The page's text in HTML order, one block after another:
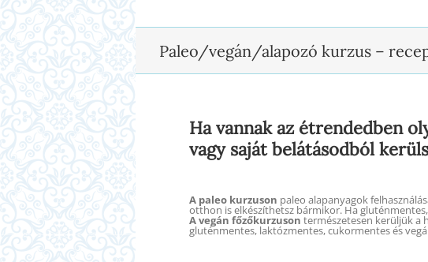
Paleo/vegán/alapozó kurzus –
Ha vannak az étrendedben
vagy saját belátásodból
A paleo kurzuson paleo alapanyagok
otthon is elkészíthetsz bármikor. Ha
A vegán főzőkurzuson természetesen kerüljük a
gluténmentes, laktózmentes, cukormentes és